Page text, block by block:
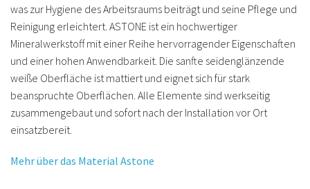
was zur Hygiene des Arbeitsraums beiträgt und seine Pflege und
Reinigung erleichtert. ASTONE ist ein hochwertiger
Mineralwerkstoff mit einer Reihe hervorragender Eigenschaften
und einer hohen Anwendbarkeit. Die sanfte seidenglänzende
weiße Oberfläche ist mattiert und eignet sich für stark
beanspruchte Oberflächen. Alle Elemente sind werkseitig
zusammengebaut und sofort nach der Installation vor Ort
einsatzbereit.
Mehr über das Material Astone